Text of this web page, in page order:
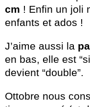
cm ! Enfin un joli
enfants et ados !
J’aime aussi la
en bas, elle est
devient “double”.
Ottobre nous